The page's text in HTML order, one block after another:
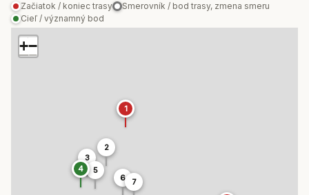
Začiatok / koniec trasy
Smerovník / bod trasy, zmena smeru
Cieľ / významný bod
1
2
3
4
5
6 7
+−